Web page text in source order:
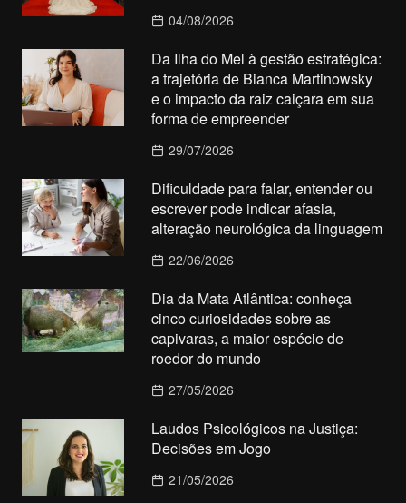
04/08/2026
Da Ilha do Mel à gestão estratégica:
a trajetória de Bianca Martinowsky
e o impacto da raiz caiçara em sua
forma de empreender
29/07/2026
Dificuldade para falar, entender ou
escrever pode indicar afasia,
alteração neurológica da linguagem
22/06/2026
Dia da Mata Atlântica: conheça
cinco curiosidades sobre as
capivaras, a maior espécie de
roedor do mundo
27/05/2026
Laudos Psicológicos na Justiça:
Decisões em Jogo
21/05/2026